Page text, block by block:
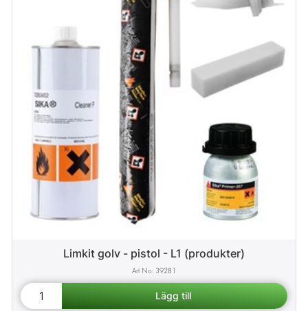
Limkit golv - pistol - L1 (produkter)
39281